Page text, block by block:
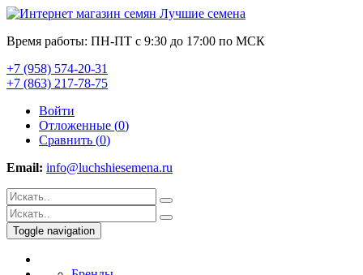
Время работы: ПН-ПТ с 9:30 до 17:00 по МСК
+7 (958) 574-20-31
+7 (863) 217-78-75
Войти
Отложенные (0)
Сравнить (0)
Email: info@luchshiesemena.ru
Toggle navigation